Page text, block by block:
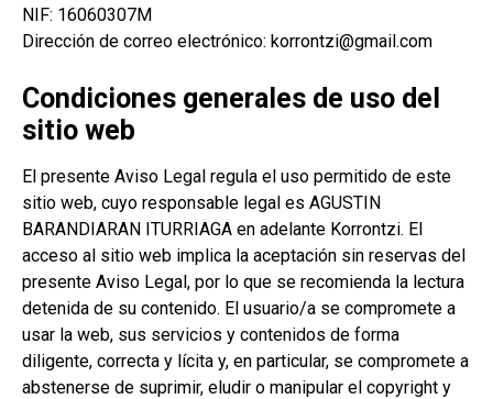
NIF: 16060307M
Dirección de correo electrónico: korrontzi@gmail.com
Condiciones generales de uso del
sitio web
El presente Aviso Legal regula el uso permitido de este
sitio web, cuyo responsable legal es AGUSTIN
BARANDIARAN ITURRIAGA en adelante Korrontzi. El
acceso al sitio web implica la aceptación sin reservas del
presente Aviso Legal, por lo que se recomienda la lectura
detenida de su contenido. El usuario/a se compromete a
usar la web, sus servicios y contenidos de forma
diligente, correcta y lícita y, en particular, se compromete a
abstenerse de suprimir, eludir o manipular el copyright y